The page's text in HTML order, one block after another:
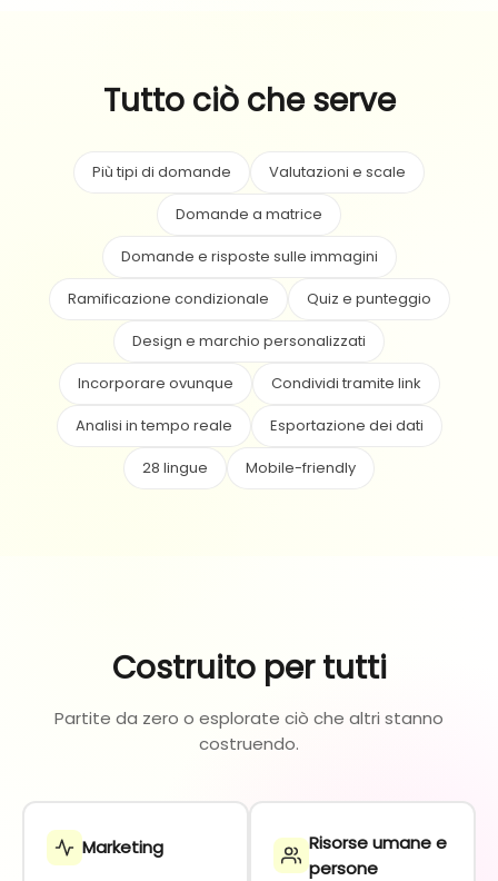
Tutto ciò che serve
Più tipi di domande
Valutazioni e scale
Domande a matrice
Domande e risposte sulle immagini
Ramificazione condizionale
Quiz e punteggio
Design e marchio personalizzati
Incorporare ovunque
Condividi tramite link
Analisi in tempo reale
Esportazione dei dati
28 lingue
Mobile-friendly
Costruito per tutti
Partite da zero o esplorate ciò che altri stanno
costruendo.
Marketing
Risorse umane e
persone